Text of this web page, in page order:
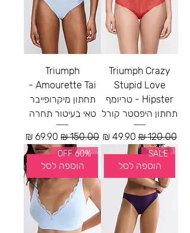
Triumph Crazy
Stupid Love
Hipster - טריומף
תחתון היפסטר קורל
מחיר רגיל‏120.00 ‏₪ מחיר מבצע
Triumph
Amourette Tai -
תחתון מיקרופייבר
טאי בעיטור תחרה
מחיר רגיל מחיר מבצע
הוספה לסל
SALE
הוספה לסל
60% OFF